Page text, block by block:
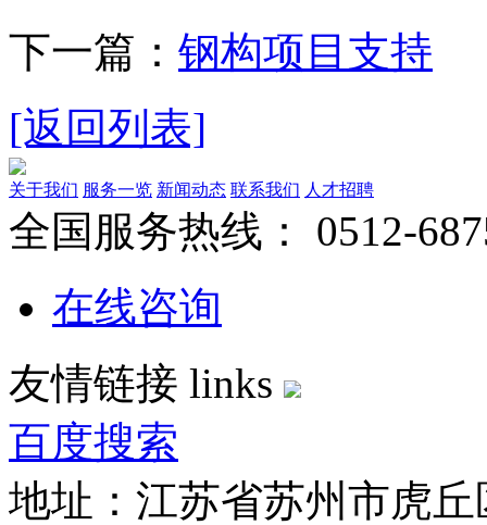
下一篇： 钢构项目支持
[返回列表]
关于我们 服务一览 新闻动态 联系我们 人才招聘
全国服务热线： 0512-
在线咨询
友情链接 links
百度搜索
地址：江苏省苏州市虎